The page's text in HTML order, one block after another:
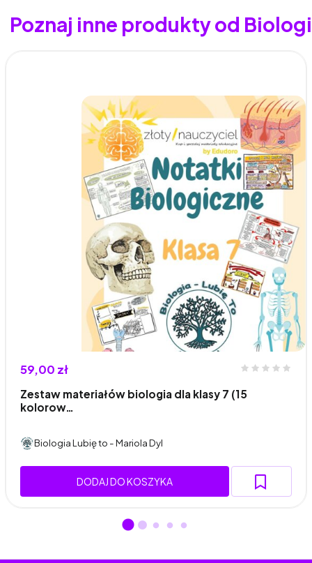
Poznaj inne produkty od
59,00 zł
Zestaw materiałów biologia dla klasy 7 (15
kolorow…
Biologia Lubię to - Mariola Dyl
DODAJ DO KOSZYKA